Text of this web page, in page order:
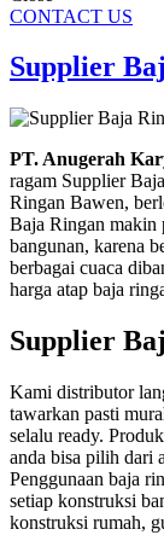
CONTACT US
Supplier
PT. Anugerah
ragam Supplier
Ringan Bawen,
Baja Ringan makin
bangunan, karena
berbagai cuaca
harga atap baja
Supplier
Kami distributor
tawarkan pasti
selalu ready.
anda bisa pilih dari
Penggunaan baja
setiap konstruksi
konstruksi rumah,